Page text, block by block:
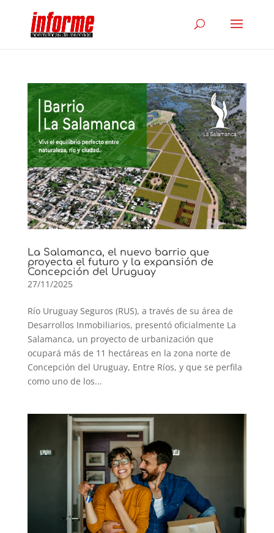
La Salamanca, el nuevo barrio que
proyecta el futuro y la expansión de
Concepción del Uruguay
27/11/2025
Río Uruguay Seguros (RUS), a través de su área de
Desarrollos Inmobiliarios, presentó oficialmente La
Salamanca, un proyecto de urbanización que
ocupará más de 11 hectáreas en la zona norte de
Concepción del Uruguay, Entre Ríos, y que se perfila
como uno de los...